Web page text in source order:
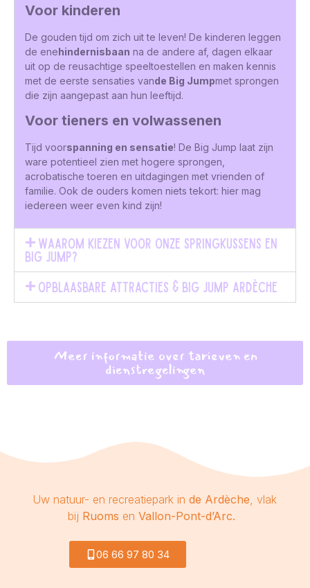
Voor kinderen
De gouden tijd om zich uit te leven! De kinderen leggen
de enehindernisbaan na de andere af, dagen elkaar
uit op de reusachtige speeltoestellen en maken kennis
met de eerste sensaties vande Big Jumpmet sprongen
die zijn aangepast aan hun leeftijd.
Voor tieners en volwassenen
Tijd voorspanning en sensatie! De Big Jump laat zijn
ware potentieel zien met hogere sprongen,
acrobatische toeren en uitdagingen met vrienden of
familie. Ook de ouders komen niets tekort: hier mag
iedereen weer even kind zijn!
Waarom kiezen voor onze springkussens en
Big Jump?
Opblaasbare attracties & Big Jump Ardèche
Meer informatie over tarieven en
dienstregelingen
Uw natuur- en recreatiepark in de Ardèche , vlak
bij Ruoms en Vallon-Pont-d’Arc.
06 66 97 80 34